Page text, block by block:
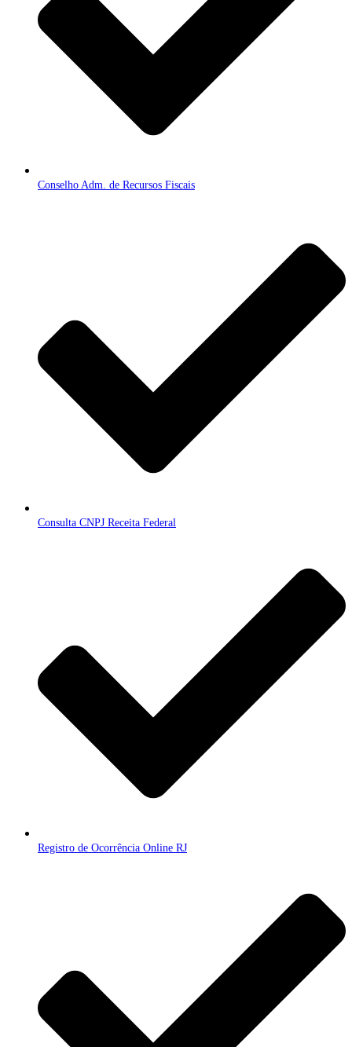
Conselho Adm. de Recursos Fiscais
Consulta CNPJ Receita Federal
Registro de Ocorrência Online RJ